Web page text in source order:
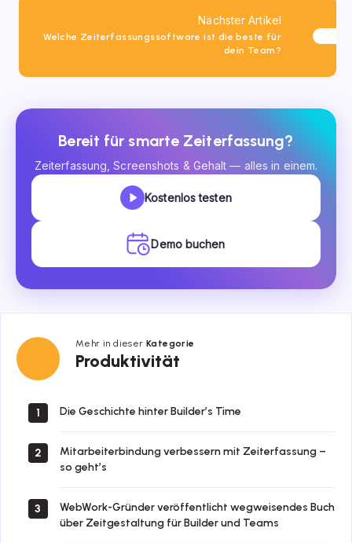
Nächster Artikel
Welche Zeiterfassungssoftware ist die beste für
dein Team?
Bereit für smarte Zeiterfassung?
Zeiterfassung, Screenshots & Gehalt — alles in einem.
Kostenlos testen
Demo buchen
Mehr in dieser Kategorie
Produktivität
Produktivität
1 Die Geschichte hinter Builder’s Time
2
Mitarbeiterbindung verbessern mit Zeiterfassung –
so geht’s
3
WebWork-Gründer veröffentlicht wegweisendes Buch
über Zeitgestaltung für Builder und Teams